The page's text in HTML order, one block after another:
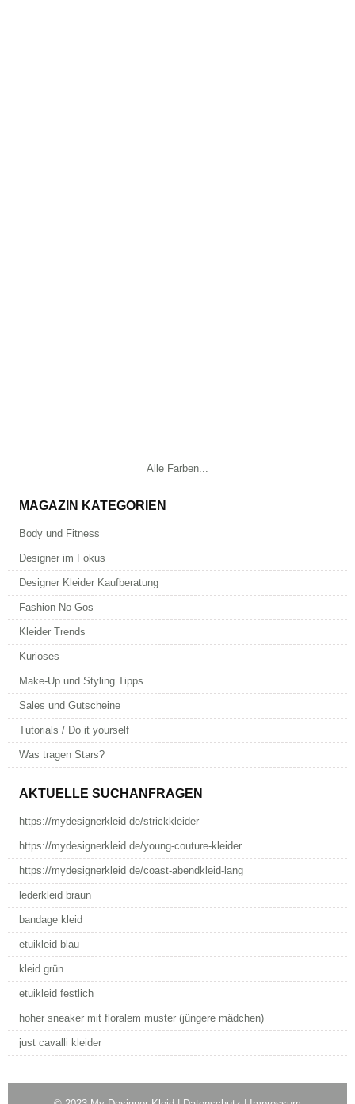
Alle Farben...
MAGAZIN KATEGORIEN
Body und Fitness
Designer im Fokus
Designer Kleider Kaufberatung
Fashion No-Gos
Kleider Trends
Kurioses
Make-Up und Styling Tipps
Sales und Gutscheine
Tutorials / Do it yourself
Was tragen Stars?
AKTUELLE SUCHANFRAGEN
https://mydesignerkleid de/strickkleider
https://mydesignerkleid de/young-couture-kleider
https://mydesignerkleid de/coast-abendkleid-lang
lederkleid braun
bandage kleid
etuikleid blau
kleid grün
etuikleid festlich
hoher sneaker mit floralem muster (jüngere mädchen)
just cavalli kleider